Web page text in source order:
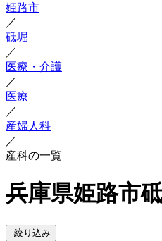
姫路市
／
砥堀
／
医療・介護
／
医療
／
産婦人科
／
産科の一覧
兵庫県姫路市
絞り込み